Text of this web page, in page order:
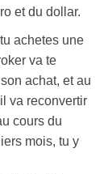
et du dollar.
achetes une
va te
achat, et au
va reconvertir
cours du
mois, tu y